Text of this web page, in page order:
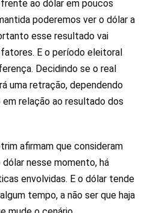
ao dólar em poucos
poderemos ver o dólar a
esse resultado vai
E o período eleitoral
Decidindo se o real
uma retração, dependendo
relação ao resultado dos
afirmam que consideram
nesse momento, há
envolvidas. E o dólar tende
tempo, a não ser que haja